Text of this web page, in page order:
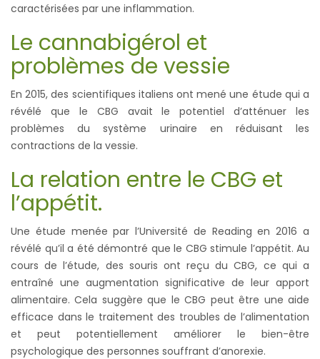
caractérisées par une inflammation.
Le cannabigérol et
problèmes de vessie
En 2015, des scientifiques italiens ont mené une étude qui a
révélé que le CBG avait le potentiel d’atténuer les
problèmes du système urinaire en réduisant les
contractions de la vessie.
La relation entre le CBG et
l’appétit.
Une étude menée par l’Université de Reading en 2016 a
révélé qu’il a été démontré que le CBG stimule l’appétit. Au
cours de l’étude, des souris ont reçu du CBG, ce qui a
entraîné une augmentation significative de leur apport
alimentaire. Cela suggère que le CBG peut être une aide
efficace dans le traitement des troubles de l’alimentation
et peut potentiellement améliorer le bien-être
psychologique des personnes souffrant d’anorexie.